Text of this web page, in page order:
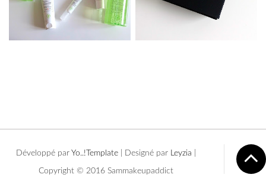
Copyright © 2016 Sammakeupaddict